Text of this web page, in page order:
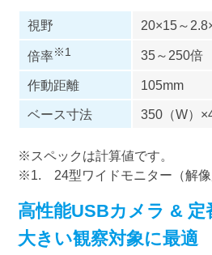
視野 20×15～
倍率※1 35～250倍
作動距離
105mm
ベース寸法
350（W）
※スペックは計算値です。
※1. 24型ワイドモニター（解像
高性能USBカメラ &
大きい観察対象に最適